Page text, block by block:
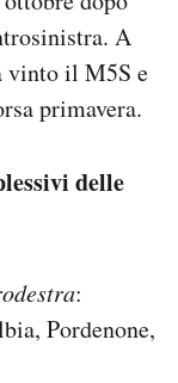
A
vinto il M5S e
primavera.
delle
:
Pordenone,